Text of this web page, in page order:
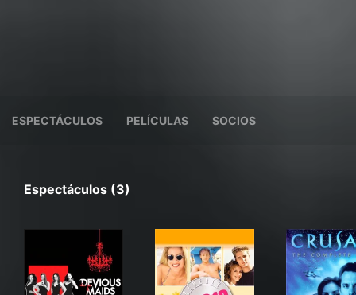
ESPECTÁCULOS PELÍCULAS SOCIOS
Espectáculos (3)